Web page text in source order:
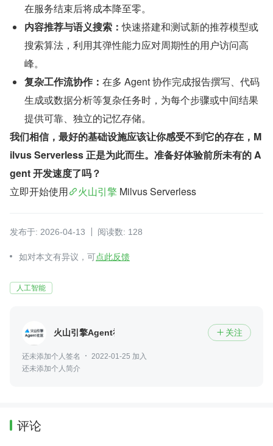
在服务结束后将成本降至零。
内容推荐与语义搜索：快速搭建和测试新的推荐模型或
搜索算法，利用其弹性能力应对周期性的用户访问高
峰。
复杂工作流协作： 在多 Agent 协作完成报告撰写、代码
生成或数据分析等复杂任务时，为每个步骤或中间结果
提供可靠、独立的记忆存储。
我们相信，最好的基础设施应该让你感受不到它的存在，M
ilvus Serverless 正是为此而生。准备好体验前所未有的 A
gent 开发速度了吗？
立即开始使用
火山引擎 Milvus Serverless
发布于: 2026-04-13 阅读数: 128
如对本文有异议，可点此反馈
人工智能
火山引擎Agent社区  关注
还未添加个人签名
2022-01-25 加入
还未添加个人简介
评论